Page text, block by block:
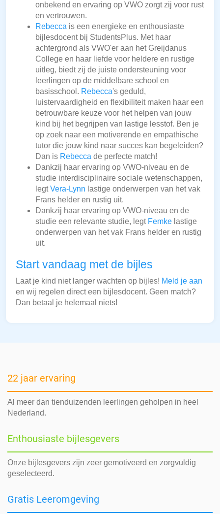
onbekend en ervaring op VWO zorgt zij voor rust
en vertrouwen.
Rebecca is een energieke en enthousiaste
bijlesdocent bij StudentsPlus. Met haar
achtergrond als VWO'er aan het Greijdanus
College en haar liefde voor heldere en rustige
uitleg, biedt zij de juiste ondersteuning voor
leerlingen op de middelbare school en
basisschool. Rebecca's geduld,
luistervaardigheid en flexibiliteit maken haar een
betrouwbare keuze voor het helpen van jouw
kind bij het begrijpen van lastige lesstof. Ben je
op zoek naar een motiverende en empathische
tutor die jouw kind naar succes kan begeleiden?
Dan is Rebecca de perfecte match!
Dankzij haar ervaring op VWO-niveau en de
studie interdisciplinaire sociale wetenschappen,
legtVera-Lynn lastige onderwerpen van het vak
Frans helder en rustig uit.
Dankzij haar ervaring op VWO-niveau en de
studie een relevante studie, legt Femke lastige
onderwerpen van het vak Frans helder en rustig
uit.
Start vandaag met de bijles
Laat je kind niet langer wachten op bijles! Meld je aan
en wij regelen direct een bijlesdocent. Geen match?
Dan betaal je helemaal niets!
22 jaar ervaring
Al meer dan tienduizenden leerlingen geholpen in heel
Nederland.
Enthousiaste bijlesgevers
Onze bijlesgevers zijn zeer gemotiveerd en zorgvuldig
geselecteerd.
Gratis Leeromgeving